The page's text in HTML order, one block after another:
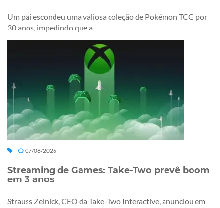
Um pai escondeu uma valiosa coleção de Pokémon TCG por
30 anos, impedindo que a...
07/08/2026
Streaming de Games: Take-Two prevê boom
em 3 anos
Strauss Zelnick, CEO da Take-Two Interactive, anunciou em